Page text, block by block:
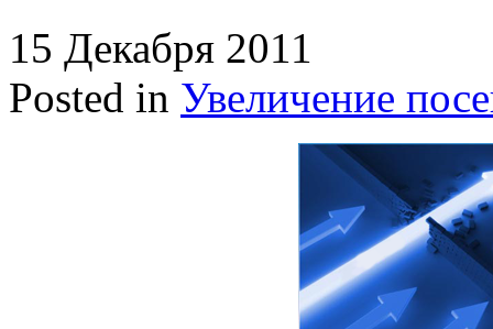
15 Декабря 2011
Posted in Увеличение